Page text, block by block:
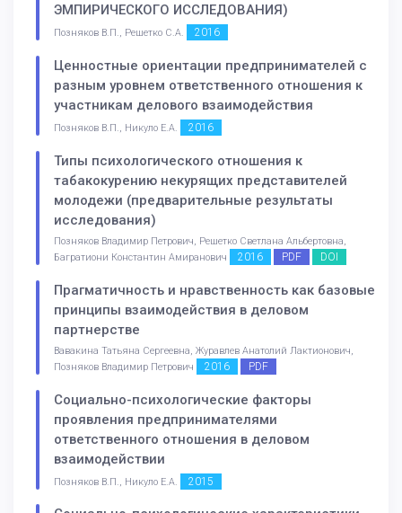
ЭМПИРИЧЕСКОГО ИССЛЕДОВАНИЯ)
Позняков В.П., Решетко С.А. 2016
Ценностные ориентации предпринимателей с
разным уровнем ответственного отношения к
участникам делового взаимодействия
Позняков В.П., Никуло Е.А. 2016
Типы психологического отношения к
табакокурению некурящих представителей
молодежи (предварительные результаты
исследования)
Позняков Владимир Петрович, Решетко Светлана Альбертовна,
Багратиони Константин Амиранович
2016 PDF DOI
Прагматичность и нравственность как базовые
принципы взаимодействия в деловом
партнерстве
Вавакина Татьяна Сергеевна, Журавлев Анатолий Лактионович,
Позняков Владимир Петрович
2016 PDF
Социально-психологические факторы
проявления предпринимателями
ответственного отношения в деловом
взаимодействии
Позняков В.П., Никуло Е.А. 2015